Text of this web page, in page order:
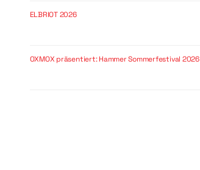
ELBRIOT 2026
OXMOX präsentiert: Hammer Sommerfestival 2026